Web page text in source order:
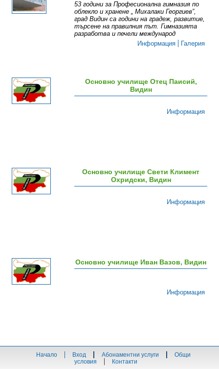
53 години за Професионална гимназия по
облекло и хранене „ Михалаки Георгиев”,
град Видин са години на градеж, развитие,
търсене на правилния път. Гимназията
разработва и печели международ
Информация
Галерия
Основно училище Отец Паисий,
Видин
Информация
Основно училище Свети Климент
Охридски, Видин
Информация
Основно училище Иван Вазов, Видин
Информация
Начало Вход Абонаментни услуги
Общи
условия
Контакти